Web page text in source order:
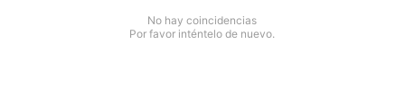
No hay coincidencias
Por favor inténtelo de nuevo.